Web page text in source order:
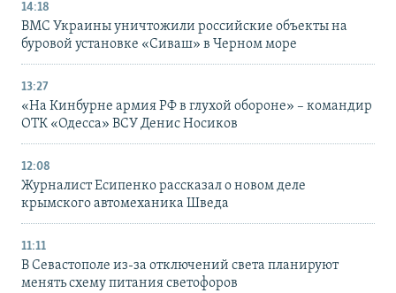
14:18
ВМС Украины уничтожили российские объекты на
буровой установке «Сиваш» в Черном море
13:27
«На Кинбурне армия РФ в глухой обороне» – командир
ОТК «Одесса» ВСУ Денис Носиков
12:08
Журналист Есипенко рассказал о новом деле
крымского автомеханика Шведа
11:11
В Севастополе из-за отключений света планируют
менять схему питания светофоров